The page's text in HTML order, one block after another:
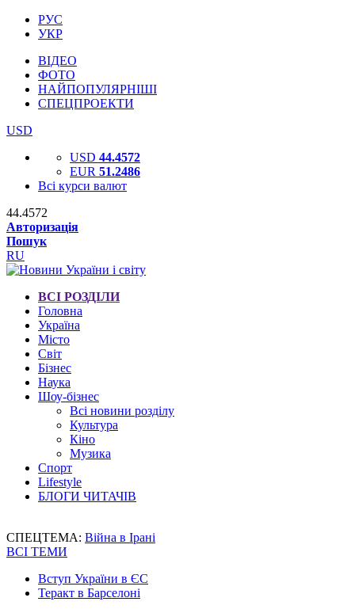
РУС
УКР
ВІДЕО
ФОТО
НАЙПОПУЛЯРНІШІ
СПЕЦПРОЕКТИ
USD
USD 44.4572
EUR 51.2486
Всі курси валют
44.4572
Авторизація
Пошук
RU
ВСІ РОЗДІЛИ
Головна
Україна
Місто
Світ
Бізнес
Наука
Шоу-бізнес
Всі новини розділу
Культура
Кіно
Музика
Спорт
Lifestyle
БЛОГИ ЧИТАЧІВ
СПЕЦТЕМА: Війна в Ірані
ВСІ ТЕМИ
Вступ України в ЄС
Теракт в Барселоні